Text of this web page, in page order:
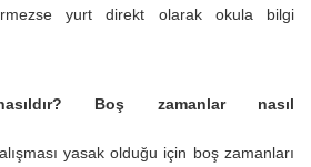
yurt direkt olarak okula bilgi
Boş zamanlar nasıl
yasak olduğu için boş zamanları